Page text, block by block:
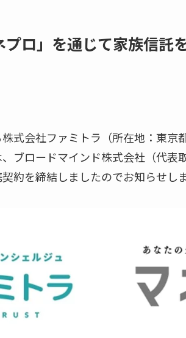
ロ」を通じて家族信託
式会社ファミトラ（所在地：東京
ブロードマインド株式会社（代表
約を締結しましたのでお知らせしま